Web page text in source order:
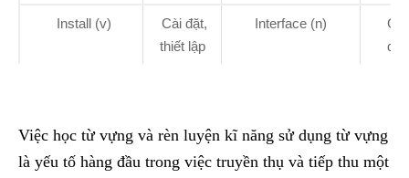
Install (v)
Cài đặt,
thiết lập
Interface (n)
Việc học từ vựng và rèn luyện kĩ năng sử dụng từ vựng
là yếu tố hàng đầu trong việc truyền thụ và tiếp thu một